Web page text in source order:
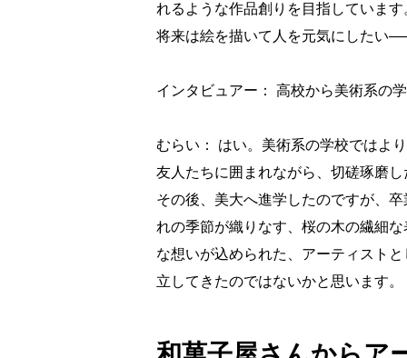
れるような作品創りを目指しています
将来は絵を描いて人を元気にしたい
インタビュアー： 高校から美術系の
むらい： はい。美術系の学校ではよ
友人たちに囲まれながら、切磋琢磨
その後、美大へ進学したのですが、
れの季節が織りなす、桜の木の繊細
な想いが込められた、アーティスト
立してきたのではないかと思います。